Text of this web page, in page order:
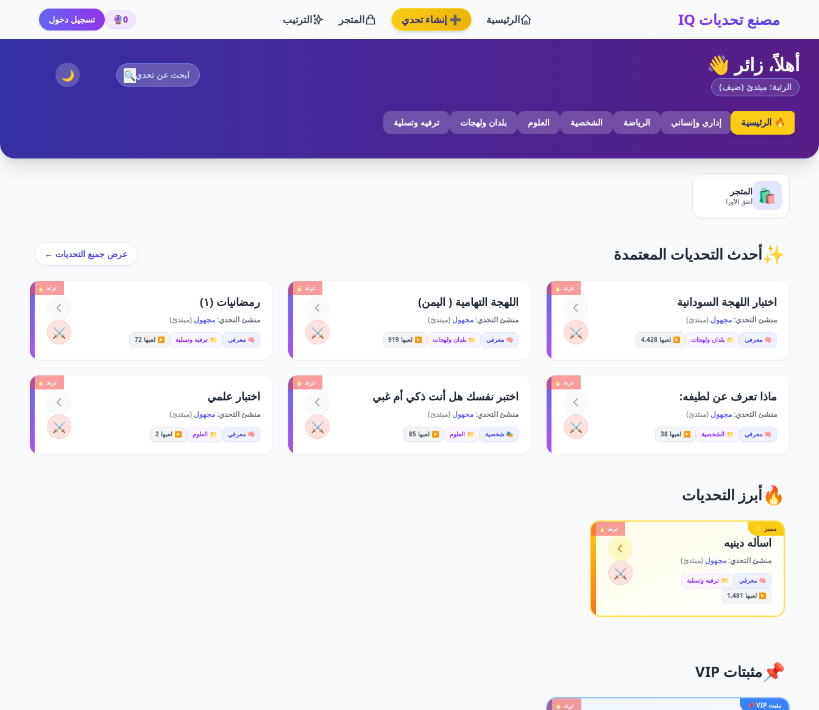
مصنع تحديات IQ الرئيسية ➕ إنشاء تحدي المتجر الترتيب 0
🔮 تسجيل دخول
أهلاً، زائر 👋
الرتبة: مبتدئ (ضيف)
🔍
🌙
🔥 الرئيسية إداري وإنساني الرياضة الشخصية العلوم بلدان ولهجات ترفيه وتسلية
🛍️ المتجر
أنفق الأورا
✨أحدث التحديات المعتمدة عرض جميع التحديات ←
ترند 🔥
اختبار اللهجة السودانية
منشئ التحدي:مجهول (مبتدئ)
🧠 معرفي 📁 بلدان ولهجات ▶️ لعبها 4,428 ⚔️
ترند 🔥
اللهجة التهامية ( اليمن)
منشئ التحدي:مجهول (مبتدئ)
🧠 معرفي 📁 بلدان ولهجات ▶️ لعبها 919 ⚔️
ترند 🔥
رمضانيات (١)
منشئ التحدي:مجهول (مبتدئ)
🧠 معرفي 📁 ترفيه وتسلية ▶️ لعبها 72 ⚔️
ترند 🔥
ماذا تعرف عن لطيفه:
منشئ التحدي:مجهول (مبتدئ)
🧠 معرفي 📁 الشخصية ▶️ لعبها 38 ⚔️
ترند 🔥
اختبر نفسك هل أنت ذكي أم غبي
منشئ التحدي:مجهول (مبتدئ)
🎭 شخصية 📁 العلوم ▶️ لعبها 85 ⚔️
ترند 🔥
اختبار علمي
منشئ التحدي:مجهول (مبتدئ)
🧠 معرفي 📁 العلوم ▶️ لعبها 2 ⚔️
🔥أبرز التحديات
مميز ⭐ ترند 🔥
اسأله دينيه
منشئ التحدي:مجهول (مبتدئ)
🧠 معرفي
📁 ترفيه وتسلية
▶️ لعبها 1,481
⚔️
📌 مثبتات VIP
مثبت VIP 📌 ترند 🔥